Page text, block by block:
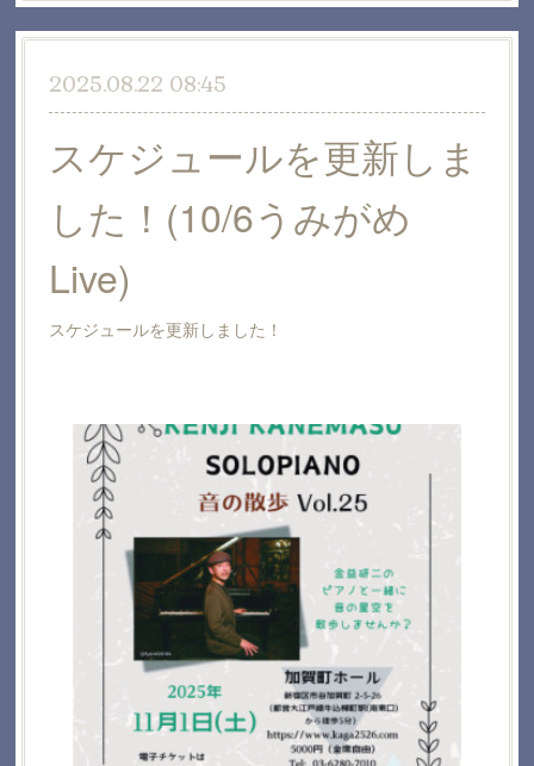
2025.08.22 08:45
スケジュールを更新しま
した！(10/6うみがめ
Live)
スケジュールを更新しました！